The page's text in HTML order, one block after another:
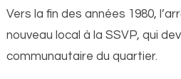
Vers la fin des années 1980,
nouveau local à la SSVP, qui
communautaire du quartier.